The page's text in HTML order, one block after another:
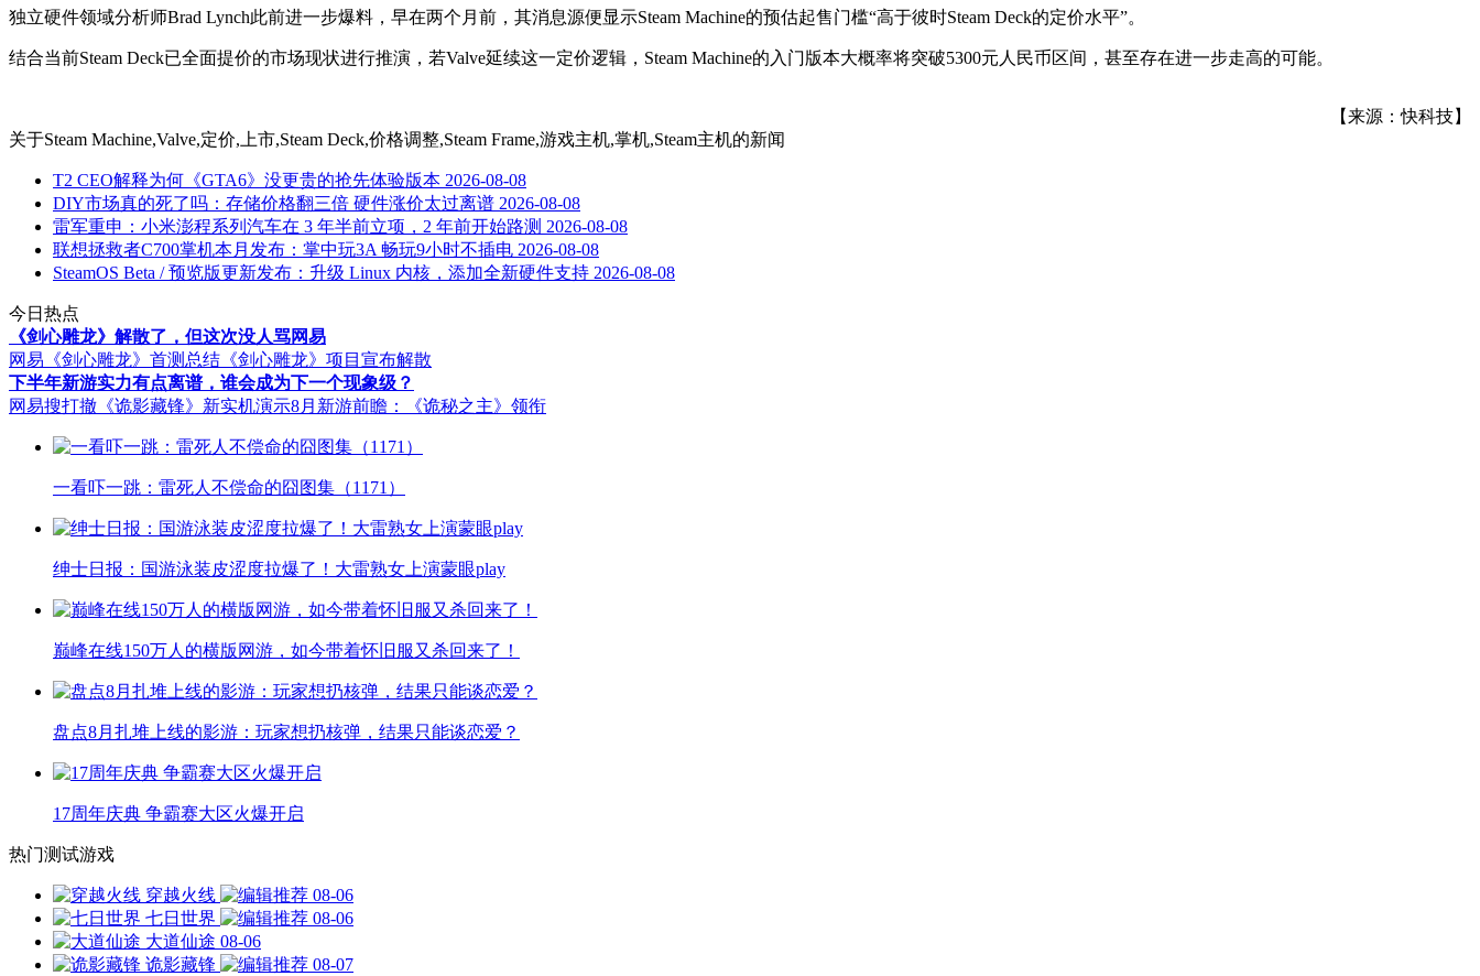
独立硬件领域分析师Brad Lynch此前进一步爆料，早在两个月前，其消息源便显示Steam Machine的预估起售门槛“高于彼时Steam Deck的定价水平”。
结合当前Steam Deck已全面提价的市场现状进行推演，若Valve延续这一定价逻辑，Steam Machine的入门版本大概率将突破5300元人民币区间，甚至存在进一步走高的可能。
【来源：快科技】
关于Steam Machine,Valve,定价,上市,Steam Deck,价格调整,Steam Frame,游戏主机,掌机,Steam主机的新闻
T2 CEO解释为何《GTA6》没更贵的抢先体验版本 2026-08-08
DIY市场真的死了吗：存储价格翻三倍 硬件涨价太过离谱 2026-08-08
雷军重申：小米澎程系列汽车在 3 年半前立项，2 年前开始路测 2026-08-08
联想拯救者C700掌机本月发布：掌中玩3A 畅玩9小时不插电 2026-08-08
SteamOS Beta / 预览版更新发布：升级 Linux 内核，添加全新硬件支持 2026-08-08
今日热点
《剑心雕龙》解散了，但这次没人骂网易
网易《剑心雕龙》首测总结 《剑心雕龙》项目宣布解散
下半年新游实力有点离谱，谁会成为下一个现象级？
网易搜打撤《诡影藏锋》新实机演示8月新游前瞻：《诡秘之主》领衔
一看吓一跳：雷死人不偿命的囧图集（1171）
绅士日报：国游泳装皮涩度拉爆了！大雷熟女上演蒙眼play
巅峰在线150万人的横版网游，如今带着怀旧服又杀回来了！
盘点8月扎堆上线的影游：玩家想扔核弹，结果只能谈恋爱？
17周年庆典 争霸赛大区火爆开启
热门测试游戏
穿越火线
08-06
七日世界
08-06
大道仙途 08-06
诡影藏锋
08-07